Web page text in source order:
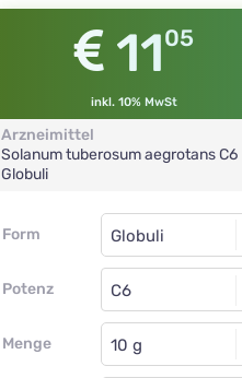
1105
inkl. 10% MwSt
Arzneimittel
Solanum tuberosum aegrotansC6
Globuli
Form
Form
Potenz
Globuli
C6
Menge
Globuli